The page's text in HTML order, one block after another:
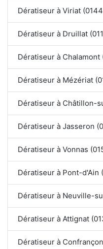
Dératiseur à Viriat
Dératiseur à Druillat
Dératiseur à Chalamont
Dératiseur à Mézériat
Dératiseur à Châtillon-
Dératiseur à Jasseron
Dératiseur à Vonnas
Dératiseur à Pont-d'Ain
Dératiseur à Neuville-
Dératiseur à Attignat
Dératiseur à